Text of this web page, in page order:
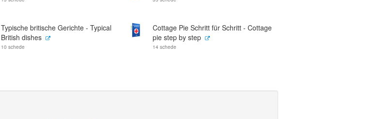
Typische britische Gerichte - Typical
British dishes
10 schede
Cottage Pie Schritt für Schritt - Cottage
pie step by step
14 schede